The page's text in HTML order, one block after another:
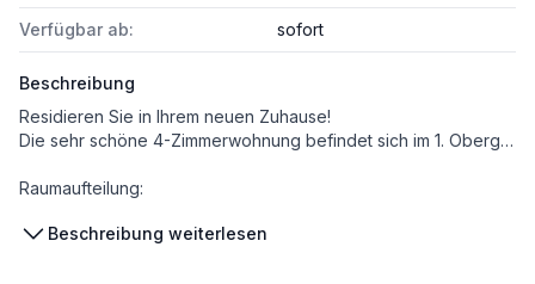
Verfügbar ab: sofort
Beschreibung
Residieren Sie in Ihrem neuen Zuhause!
Die sehr schöne 4-Zimmerwohnung befindet sich im 1. Obergeschoss (Lift vorhanden), bietet eine Nutzfläche von ca. 146 m³ und 2 Balkone.
Raumaufteilung:
+ großzügige Küche mit Zugang auf den Balkon
Beschreibung weiterlesen